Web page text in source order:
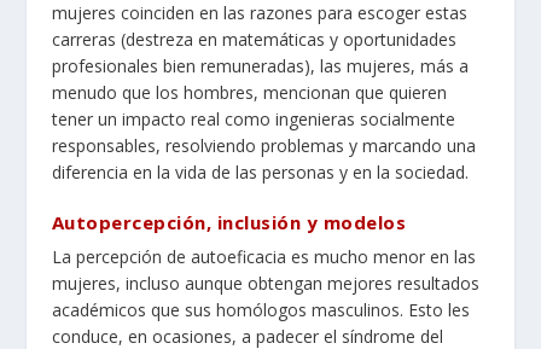
mujeres coinciden en las razones para escoger estas
carreras (destreza en matemáticas y oportunidades
profesionales bien remuneradas), las mujeres, más a
menudo que los hombres, mencionan que quieren
tener un impacto real como ingenieras socialmente
responsables, resolviendo problemas y marcando una
diferencia en la vida de las personas y en la sociedad.
Autopercepción, inclusión y modelos
La percepción de autoeficacia es mucho menor en las
mujeres, incluso aunque obtengan mejores resultados
académicos que sus homólogos masculinos. Esto les
conduce, en ocasiones, a padecer el síndrome del